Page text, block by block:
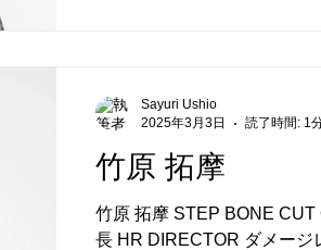
竹原 拓摩
竹原 拓摩 STEP BONE
長 HR DIRECTOR ダメージ
Sayuri Ushio
2025年3月3日
読了時間: 1